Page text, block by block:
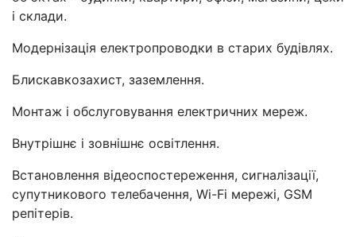
і склади.
Модернізація електропроводки в старих будівлях.
Блискавкозахист, заземлення.
Монтаж і обслуговування електричних мереж.
Внутрішнє і зовнішнє освітлення.
Встановлення відеоспостереження, сигналізації,
супутникового телебачення, Wi-Fi мережі, GSM
репітерів.